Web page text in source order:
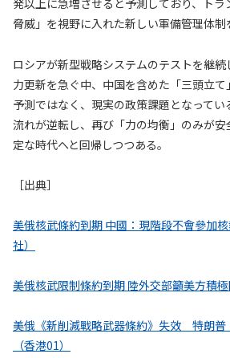
発以上に急増させると予測しており、ト
脅威」を視野に入れた新しい軍備管理体制
ロシアが新型戦略システムのテストを継
力更新を急ぐ中、中国を含めた「三頭立
予測ではなく、現実の政策課題となって
流れが逆転し、再び「力の均衡」のみが
定な時代へと回帰しつつある。
［出典］
美俄核武條約到期 中國：現階段不會參加
社）
美俄核武限制條約到期 陸外交部籲美方積極
美俄《新削減戰略武器條約》失效 特朗普
（香港01）